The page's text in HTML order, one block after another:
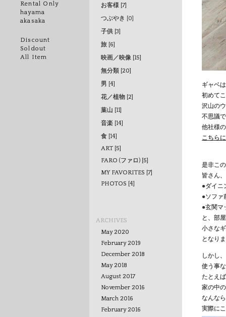
Rental Only
hayama
akasaka
Discount
Soldout
All Item
お客様 [7]
つぶやき [0]
子供 [3]
旅 [6]
映画／映像 [15]
無分類 [20]
男 [4]
花／植物 [2]
葉山 [11]
音楽 [14]
食 [14]
ART [5]
FARO (ファロ) [5]
MY FAVORITES [7]
PHOTOS [4]
ARCHIVES
May 2020
February 2019
December 2018
May 2018
August 2017
November 2016
March 2016
February 2016
ギャベ
初めて
沢山の
不思議
他社様
こちらに
是非こ
皆さん
●ダイニ
●ソファ
●玄関マ
と、部
小さな
となり
しかし
使う事
たとえば
家の中
なんな
実際に